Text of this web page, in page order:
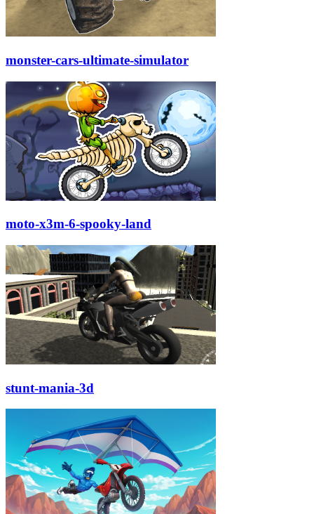
monster-cars-ultimate-simulator
moto-x3m-6-spooky-land
stunt-mania-3d